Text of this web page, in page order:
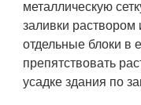
металлическую
заливки
отдельные блоки в
препятствовать
усадке здания по